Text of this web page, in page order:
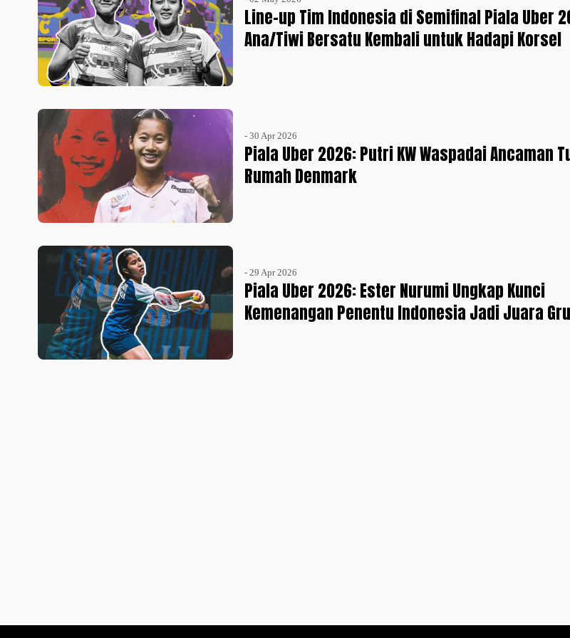
Line-up Tim Indonesia di Semifinal Piala Uber
Ana/Tiwi Bersatu Kembali untuk Hadapi Korsel
- 30 Apr 2026
Piala Uber 2026: Putri KW Waspadai Ancaman
Rumah Denmark
- 29 Apr 2026
Piala Uber 2026: Ester Nurumi Ungkap Kunci
Kemenangan Penentu Indonesia Jadi Juara